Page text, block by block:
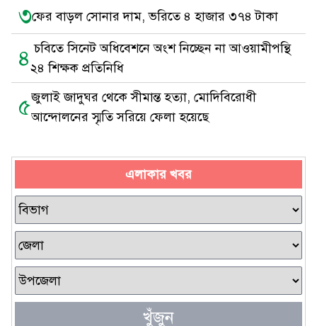
৩ফের বাড়ল সোনার দাম, ভরিতে ৪ হাজার ৩৭৪ টাকা
৪ চবিতে সিনেট অধিবেশনে অংশ নিচ্ছেন না আওয়ামীপন্থি
২৪ শিক্ষক প্রতিনিধি
৫জুলাই জাদুঘর থেকে সীমান্ত হত্যা, মোদিবিরোধী
আন্দোলনের স্মৃতি সরিয়ে ফেলা হয়েছে
এলাকার খবর
খুঁজুন